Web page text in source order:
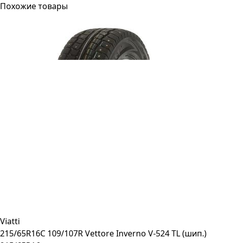
Похожие товары
Viatti
215/65R16C 109/107R Vettore Inverno V-524 TL (шип.)